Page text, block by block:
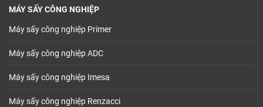
MÁY SẤY CÔNG NGHIỆP
Máy sấy công nghiệp Primer
Máy sấy công nghiệp ADC
Máy sấy công nghiệp Imesa
Máy sấy công nghiệp Renzacci